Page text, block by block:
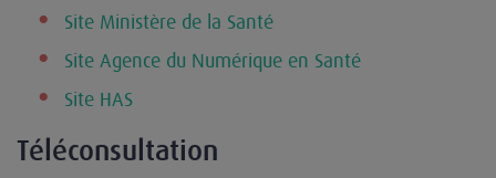
Site Ministère de la Santé
Site Agence du Numérique en Santé
Site HAS
Téléconsultation